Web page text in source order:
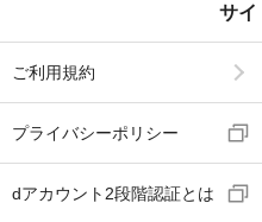
サイ
ご利用規約
プライバシーポリシー
dアカウント2段階認証とは